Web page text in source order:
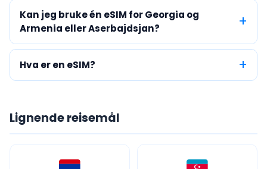
Kan jeg bruke én eSIM for Georgia og
Armenia eller Aserbajdsjan?
Hva er en eSIM?
Lignende reisemål